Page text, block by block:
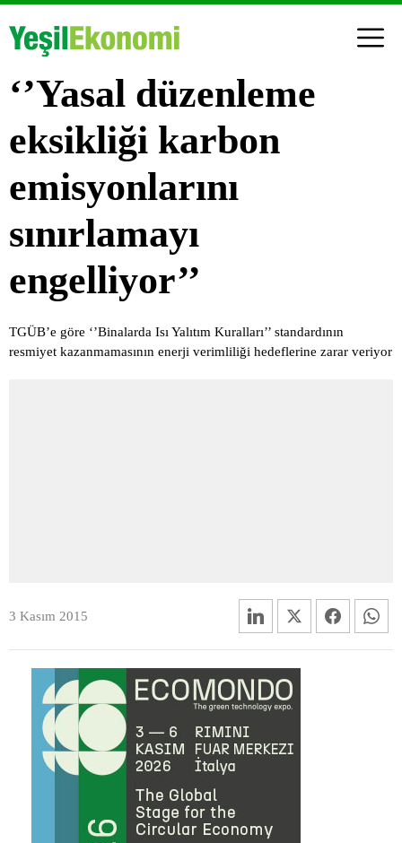
‘’Yasal düzenleme
eksikliği karbon
emisyonlarını
sınırlamayı
engelliyor’’
TGÜB’e göre ‘’Binalarda Isı Yalıtım Kuralları’’ standardının
resmiyet kazanmamasının enerji verimliliği hedeflerine zarar veriyor
3 Kasım 2015